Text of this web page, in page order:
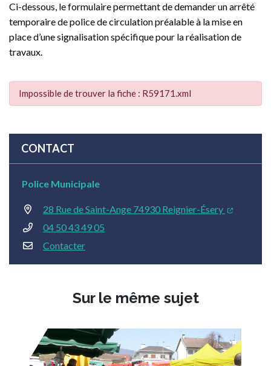
Ci-dessous, le formulaire permettant de demander un arrêté
temporaire de police de circulation préalable à la mise en
place d’une signalisation spécifique pour la réalisation de
travaux.
Impossible de trouver la fiche : R59171.xml
CONTACT
Police Municipale
28 Rue de Saint-Ange 74930 Reignier-Ésery
04 50 43 49 05
Contacter
Sur le même sujet